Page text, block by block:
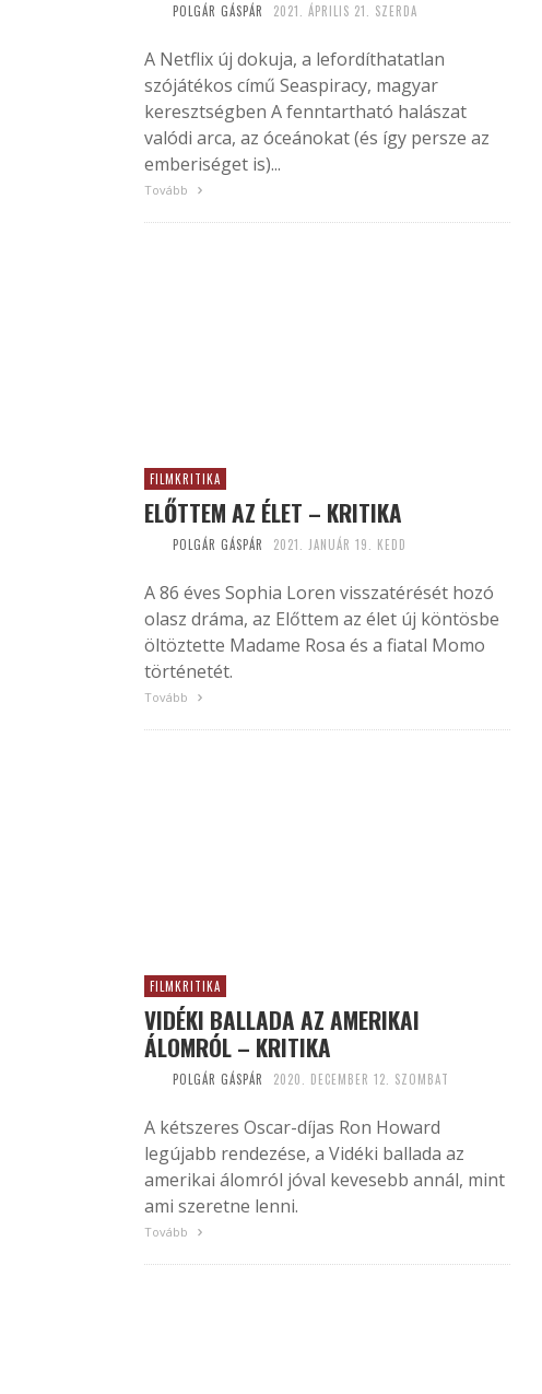
POLGÁR GÁSPÁR 2021. ÁPRILIS 21. SZERDA
A Netflix új dokuja, a lefordíthatatlan
szójátékos című Seaspiracy, magyar
keresztségben A fenntartható halászat
valódi arca, az óceánokat (és így persze az
emberiséget is)...
Tovább
FILMKRITIKA
ELŐTTEM AZ ÉLET – KRITIKA
POLGÁR GÁSPÁR 2021. JANUÁR 19. KEDD
A 86 éves Sophia Loren visszatérését hozó
olasz dráma, az Előttem az élet új köntösbe
öltöztette Madame Rosa és a fiatal Momo
történetét.
Tovább
FILMKRITIKA
VIDÉKI BALLADA AZ AMERIKAI
ÁLOMRÓL – KRITIKA
POLGÁR GÁSPÁR 2020. DECEMBER 12. SZOMBAT
A kétszeres Oscar-díjas Ron Howard
legújabb rendezése, a Vidéki ballada az
amerikai álomról jóval kevesebb annál, mint
ami szeretne lenni.
Tovább